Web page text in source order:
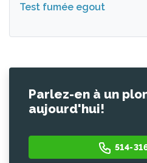
Test fumée egout
Parlez-en à un
aujourd'hui!
514-